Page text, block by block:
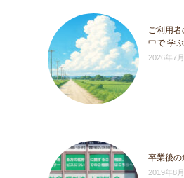
ご利用
中で 学
2026年7
卒業後の
2019年8